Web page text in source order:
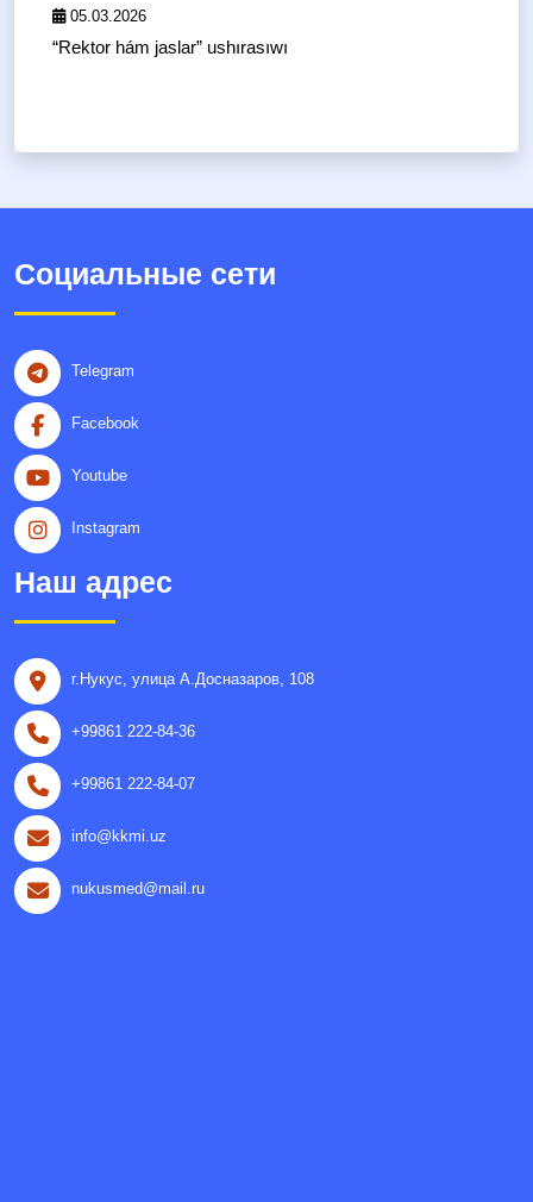
05.03.2026
“Rektor hám jaslar” ushırasıwı
Социальные сети
Telegram
Facebook
Youtube
Instagram
Наш адрес
г.Нукус, улица A.Досназаров, 108
+99861 222-84-36
+99861 222-84-07
info@kkmi.uz
nukusmed@mail.ru